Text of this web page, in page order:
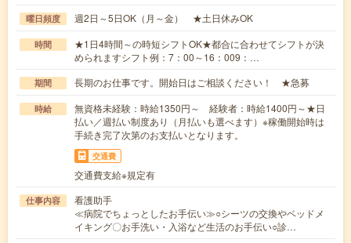
曜日頻度 週2日～5日OK（月～金） ★土日休みOK
時間
★1日4時間～の時短シフトOK★都合に合わせてシフトが決
められますシフト例：7：00～16：009：…
期間 長期のお仕事です。開始日はご相談ください！ ★急募
時給
無資格未経験：時給1350円～ 経験者：時給1400円～★日
払い／週払い制度あり（月払いも選べます）※稼働開始時は
手続き完了次第のお支払いとなります。
交通費
交通費支給※規定有
仕事内容
看護助手
≪病院でちょっとしたお手伝い≫○シーツの交換やベッドメ
イキング〇お手洗い・入浴など生活のお手伝い○診…